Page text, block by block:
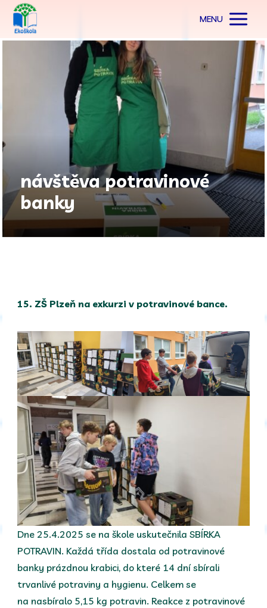
MENU
návštěva potravinové
banky
15. ZŠ Plzeň na exkurzi v potravinové bance.
Dne 25.4.2025 se na škole uskutečnila SBÍRKA
POTRAVIN. Každá třída dostala od potravinové
banky prázdnou krabici, do které 14 dní sbírali
trvanlivé potraviny a hygienu. Celkem se
na nasbíralo 5,15 kg potravin. Reakce z potravinové